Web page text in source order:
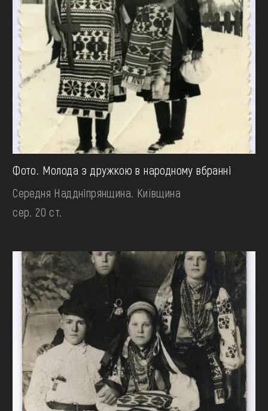
Фото. Молода з дружкою в народному вбранні
Середня Наддніпрянщина. Київщина
сер. 20 ст.